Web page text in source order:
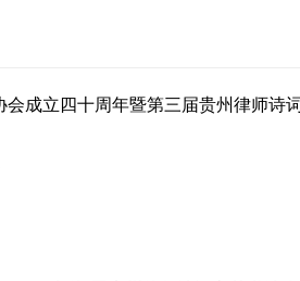
成立四十周年暨第三届贵州律师诗